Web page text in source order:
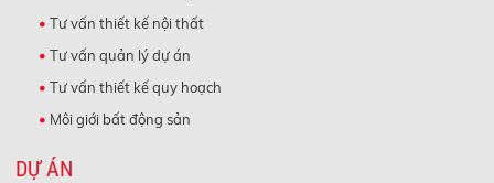
Tư vấn thiết kế nội thất
Tư vấn quản lý dự án
Tư vấn thiết kế quy hoạch
Môi giới bất động sản
DỰ ÁN